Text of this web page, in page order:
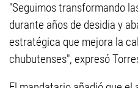
"Seguimos transformando
durante años de desidia y
estratégica que mejora la
chubutenses", expresó